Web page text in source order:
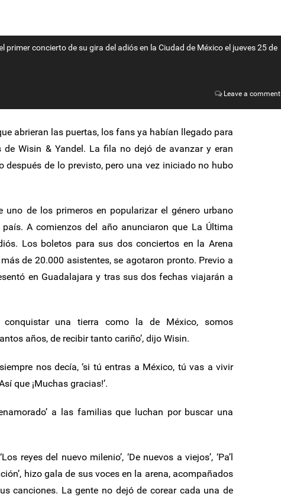
concierto de su gira del adiós en la Ciudad de México el jueves 25 de
Leave a comment
abrieran las puertas, los fans ya habían llegado para
Wisin & Yandel. La fila no dejó de avanzar y eran
después de lo previsto, pero una vez iniciado no hubo
uno de los primeros en popularizar el género urbano
A comienzos del año anunciaron que La Última
Los boletos para sus dos conciertos en la Arena
de 20.000 asistentes, se agotaron pronto. Previo a
en Guadalajara y tras sus dos fechas viajarán a
conquistar una tierra como la de México, somos
años, de recibir tanto cariño’, dijo Wisin.
nos decía, ‘si tú entras a México, tú vas a vivir
que ¡Muchas gracias!’.
a las familias que luchan por buscar una
reyes del nuevo milenio’, ‘De nuevos a viejos’, ‘Pa’l
hizo gala de sus voces en la arena, acompañados
canciones. La gente no dejó de corear cada una de